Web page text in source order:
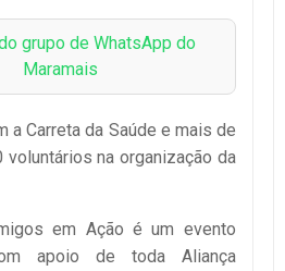
grupo de WhatsApp do
Maramais
a Carreta da Saúde e mais de
na organização da
em Ação é um evento
apoio de toda Aliança